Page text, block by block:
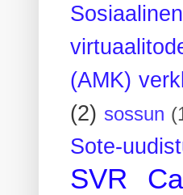
(AMK)
(2) sossun
Sote-
SVR